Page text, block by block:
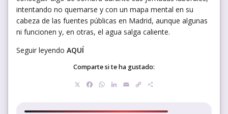
intentando no quemarse y con un mapa mental en su
cabeza de las fuentes públicas en Madrid, aunque algunas
ni funcionen y, en otras, el agua salga caliente.
Seguir leyendo AQUÍ
Comparte si te ha gustado:
Facebook
WhatsApp
LinkedIn
EmailCopy